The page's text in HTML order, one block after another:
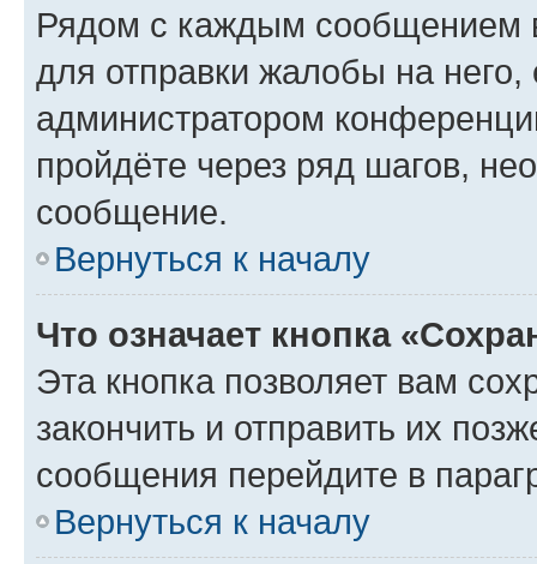
Рядом с каждым сообщением
для отправки жалобы на
администратором
пройдёте через ряд шагов,
сообщение.
Вернуться к началу
Что означает кнопка
Эта кнопка позволяет вам
закончить и отправить их
сообщения перейдите в
Вернуться к началу